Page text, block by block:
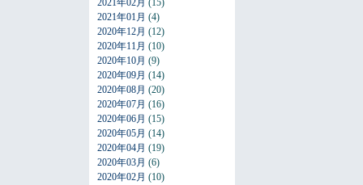
2021年02月 (15)
2021年01月 (4)
2020年12月 (12)
2020年11月 (10)
2020年10月 (9)
2020年09月 (14)
2020年08月 (20)
2020年07月 (16)
2020年06月 (15)
2020年05月 (14)
2020年04月 (19)
2020年03月 (6)
2020年02月 (10)